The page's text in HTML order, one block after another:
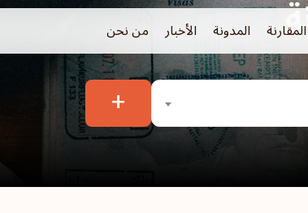
المقارنة المدونة الأخبار من نحن
+